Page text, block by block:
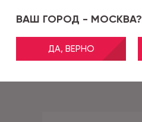
ВАШ ГОРОД - МОСКВА?
ДА, ВЕРНО